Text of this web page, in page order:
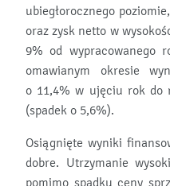
ubiegłorocznego
oraz zysk netto w
9% od wypracowanego
omawianym okresie
o 11,4% w ujęciu rok do
(spadek o 5,6%).
Osiągnięte wyniki
dobre. Utrzymanie
pomimo spadku ceny